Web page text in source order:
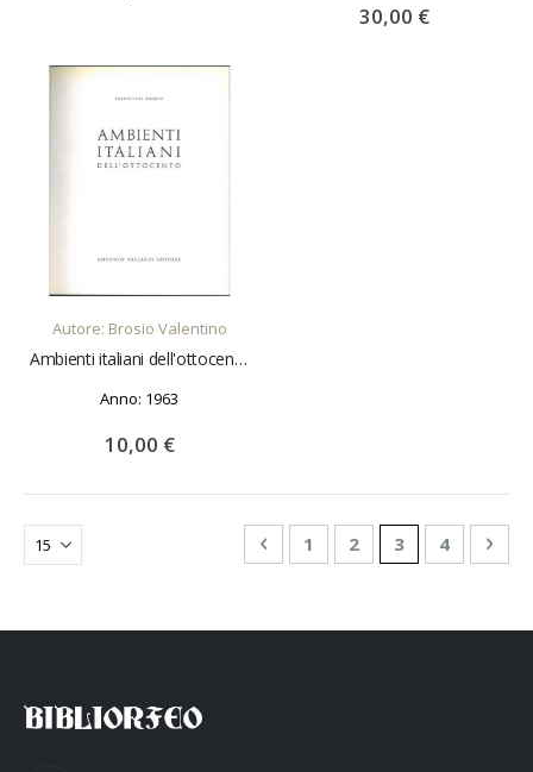
30,00 €
Autore: Brosio Valentino
Ambienti italiani dell'ottocento
Anno: 1963
10,00 €
Pagina
Pagina
Precedente
Pagina
1 Pagina
2 Attualmente
3 Pagina
4